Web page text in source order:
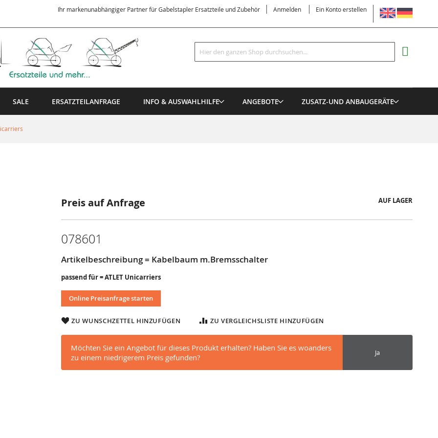
SPRACHE
Ihr markenunabhängiger Partner für Gabelstapler Ersatzteile und Zubehör Anmelden Ein Konto erstellen
Suche
Suche
SALE ERSATZTEILANFRAGE INFO & AUSWAHLHILFE ANGEBOTE ZUSATZ-UND ANBAUGERÄTE
Preis auf Anfrage AUF LAGER
078601
Artikelbeschreibung = Kabelbaum m.Bremsschalter
passend für = ATLET Unicarriers
Online Preisanfrage starten
ZU WUNSCHZETTEL HINZUFÜGEN ZU VERGLEICHSLISTE HINZUFÜGEN
Möchten Sie ein Angebot für dieses Produkt erhalten? Haben Sie es woanders
zu einem niedrigerem Preis gefunden?
Ja